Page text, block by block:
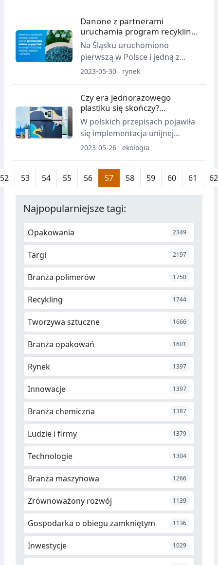
Danone z partnerami
uruchamia program recyklingu
kubków po jogurtach
Na Śląsku uruchomiono
pierwszą w Polsce i jedną z
pierwszych na świecie instalację
polistyrenu (PS), pochodzących z
gospodarstw domowych.
2023-05-30 rynek
Czy era jednorazowego
plastiku się skończy?
Butelkomaty mogą pomóc
W polskich przepisach pojawiła
się implementacja unijnej
dyrektywy SUP. Symbolem zmian
jednorazowe kubeczki czy
sztućce to nie jedyny problem
przepisami.
2023-05-26 ekologia
52 53 54 55 56 57 58 59 60 61 62
Najpopularniejsze tagi:
Opakowania 2349
Targi 2197
Branża polimerów 1750
Recykling 1744
Tworzywa sztuczne 1666
Branża opakowań 1601
Rynek 1397
Innowacje 1397
Branża chemiczna 1387
Ludzie i firmy 1379
Technologie 1304
Branża maszynowa 1266
Zrównoważony rozwój 1139
Gospodarka o obiegu zamkniętym 1136
Inwestycje 1029